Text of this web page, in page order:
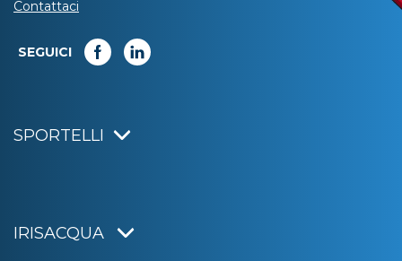
Contattaci
SEGUICI
SPORTELLI
IRISACQUA